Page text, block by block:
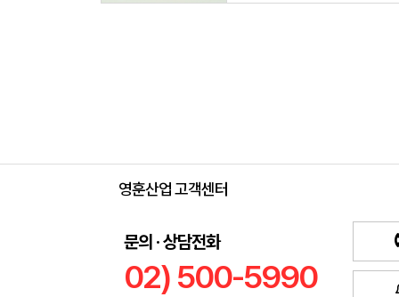
영훈산업 고객센터
문의 · 상담전화
02) 500-5990